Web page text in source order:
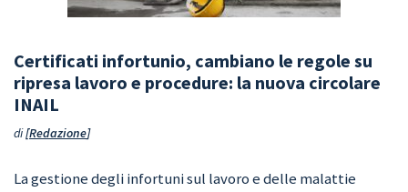
Certificati infortunio, cambiano le regole su
ripresa lavoro e procedure: la nuova circolare
INAIL
di Redazione
La gestione degli infortuni sul lavoro e delle malattie